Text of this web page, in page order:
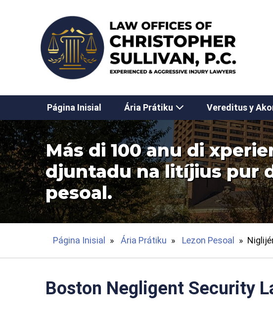
Página Inisial Ária Prátiku Vereditus y
Más di 100 anu di
djuntadu na litíjius pur
pesoal.
Página Inisial » Ária Prátiku » Lezon Pesoal »
Boston Negligent Security